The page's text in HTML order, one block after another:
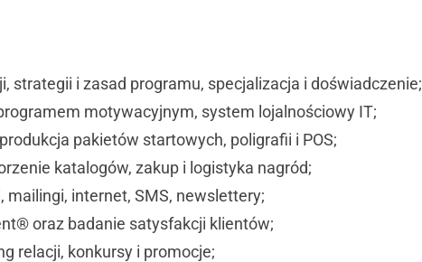
strategii i zasad programu, specjalizacja i doświadczenie;
motywacyjnym, system lojalnościowy IT;
pakietów startowych, poligrafii i POS;
katalogów, zakup i logistyka nagród;
mailingi, internet, SMS, newslettery;
oraz badanie satysfakcji klientów;
relacji, konkursy i promocje;